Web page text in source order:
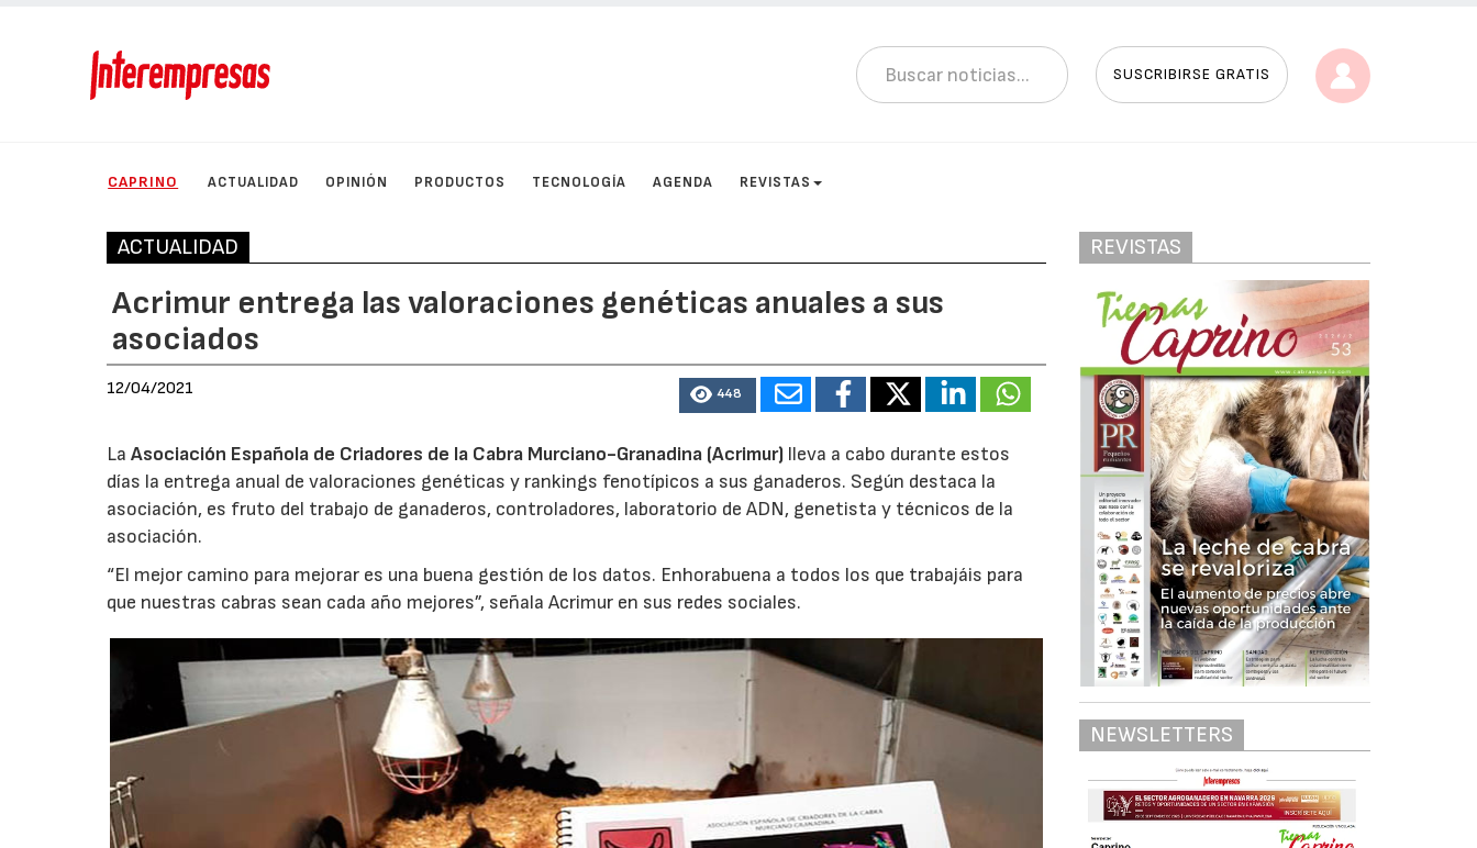
SUSCRIBIRSE GRATIS
CAPRINO ACTUALIDAD OPINIÓN PRODUCTOS TECNOLOGÍA AGENDA REVISTAS
ACTUALIDAD
Acrimur entrega las valoraciones genéticas anuales a sus
asociados
12/04/2021 448
LaAsociación Española de Criadores de la Cabra Murciano-Granadina (Acrimur) lleva a cabo durante estos
días la entrega anual de valoraciones genéticas y rankings fenotípicos a sus ganaderos. Según destaca la
asociación, es fruto del trabajo de ganaderos, controladores, laboratorio de ADN, genetista y técnicos de la
asociación.
“El mejor camino para mejorar es una buena gestión de los datos. Enhorabuena a todos los que trabajáis para
que nuestras cabras sean cada año mejores”, señala Acrimur en sus redes sociales.
REVISTAS
NEWSLETTERS